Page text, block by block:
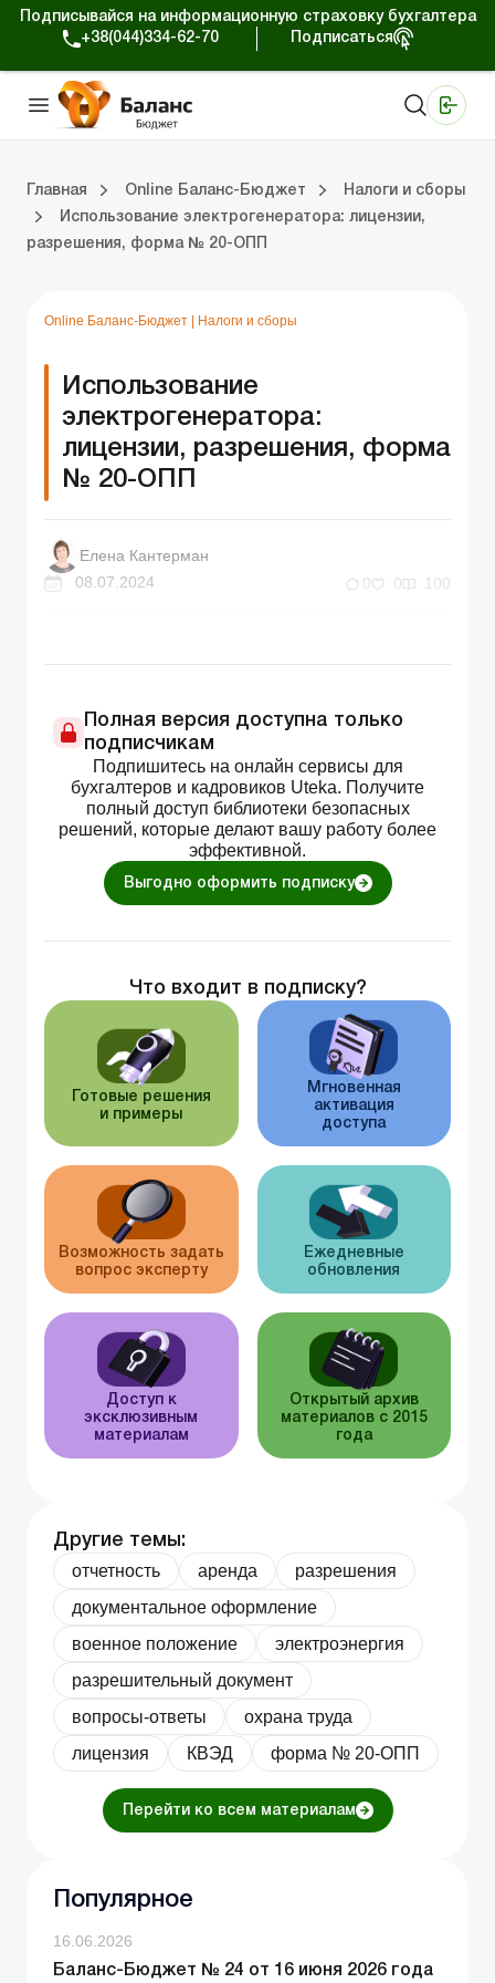
Подписывайся на информационную страховку бухгалтера
+38(044)334-62-70
Подписаться
Главная Online Баланс-Бюджет
Налоги и сборы
Использование электрогенератора: лицензии,
разрешения, форма № 20-ОПП
Online Баланс-Бюджет Налоги и сборы
Использование
электрогенератора:
лицензии, разрешения, форма
№ 20-ОПП
Елена Кантерман
08.07.2024
0 0 100
Полная версия доступна только
подписчикам
Подпишитесь на онлайн сервисы для
бухгалтеров и кадровиков Uteka. Получите
полный доступ библиотеки безопасных
решений, которые делают вашу работу более
эффективной.
Выгодно оформить подписку
Что входит в подписку?
Готовые решения
и примеры
Мгновенная
активация
доступа
Возможность задать
вопрос эксперту
Ежедневные
обновления
Доступ к
эксклюзивным
материалам
Открытый архив
материалов с 2015
года
Другие темы:
отчетность аренда
разрешения
документальное оформление
военное положение
электроэнергия
разрешительный документ
вопросы-ответы
охрана труда
лицензия
КВЭД форма № 20-ОПП
Перейти ко всем материалам
Популярное
16.06.2026
Баланс-Бюджет № 24 от 16 июня 2026 года